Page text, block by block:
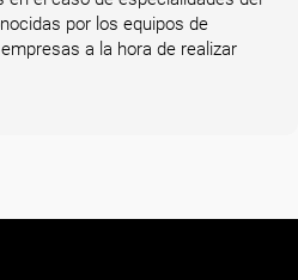
por los equipos de
a la hora de realizar